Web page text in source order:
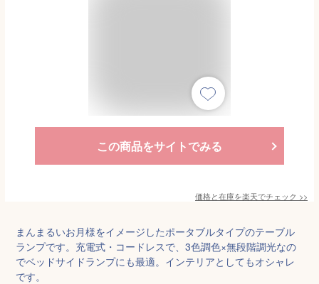
この商品をサイトでみる
価格と在庫を楽天でチェック >>
まんまるいお月様をイメージしたポータブルタイプのテーブル
ランプです。充電式・コードレスで、3色調色×無段階調光なの
でベッドサイドランプにも最適。インテリアとしてもオシャレ
です。